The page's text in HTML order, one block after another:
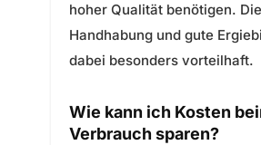
hoher Qualität benötigen.
Handhabung und gute
dabei besonders vorteilhaft.
Wie kann ich Kosten
Verbrauch sparen?